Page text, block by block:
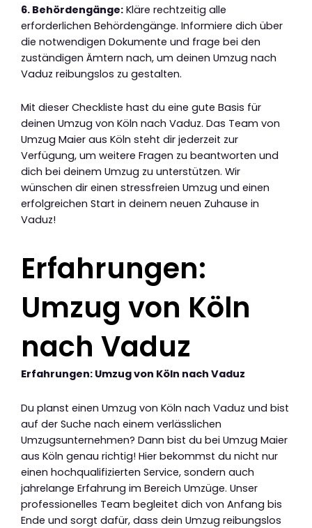
6. Behördengänge: Kläre rechtzeitig alle
erforderlichen Behördengänge. Informiere dich über
die notwendigen Dokumente und frage bei den
zuständigen Ämtern nach, um deinen Umzug nach
Vaduz reibungslos zu gestalten.
Mit dieser Checkliste hast du eine gute Basis für
deinen Umzug von Köln nach Vaduz. Das Team von
Umzug Maier aus Köln steht dir jederzeit zur
Verfügung, um weitere Fragen zu beantworten und
dich bei deinem Umzug zu unterstützen. Wir
wünschen dir einen stressfreien Umzug und einen
erfolgreichen Start in deinem neuen Zuhause in
Vaduz!
Erfahrungen:
Umzug von Köln
nach Vaduz
Erfahrungen: Umzug von Köln nach Vaduz
Du planst einen Umzug von Köln nach Vaduz und bist
auf der Suche nach einem verlässlichen
Umzugsunternehmen? Dann bist du bei Umzug Maier
aus Köln genau richtig! Hier bekommst du nicht nur
einen hochqualifizierten Service, sondern auch
jahrelange Erfahrung im Bereich Umzüge. Unser
professionelles Team begleitet dich von Anfang bis
Ende und sorgt dafür, dass dein Umzug reibungslos